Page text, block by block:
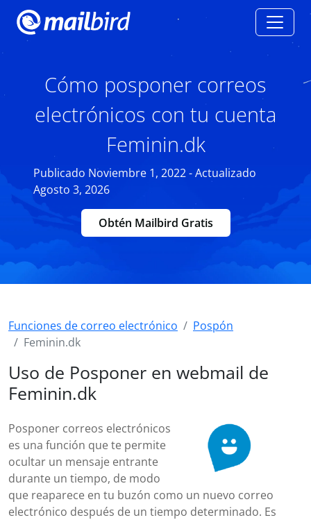
Cómo posponer correos
electrónicos con tu cuenta
Feminin.dk
Publicado Noviembre 1, 2022 - Actualizado
Agosto 3, 2026
Obtén Mailbird Gratis
Funciones de correo electrónico
Pospón
Feminin.dk
Uso de Posponer en webmail de
Feminin.dk
Posponer correos electrónicos
es una función que te permite
ocultar un mensaje entrante
durante un tiempo, de modo
que reaparece en tu buzón como un nuevo correo
electrónico después de un tiempo determinado. Es